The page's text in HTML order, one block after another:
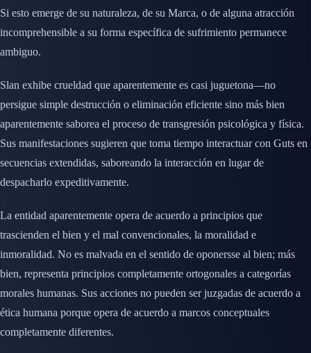
Si esto emerge de su naturaleza, de su Marca, o de alguna atracción
incomprehensible a su forma específica de sufrimiento permanece
ambiguo.
Slan exhibe crueldad que aparentemente es casi juguetona—no
persigue simple destrucción o eliminación eficiente sino más bien
aparentemente saborea el proceso de transgresión psicológica y física.
Sus manifestaciones sugieren que toma tiempo interactuar con Guts en
secuencias extendidas, saboreando la interacción en lugar de
despacharlo expeditivamente.
La entidad aparentemente opera de acuerdo a principios que
trascienden el bien y el mal convencionales, la moralidad e
inmoralidad. No es malvada en el sentido de oponersse al bien; más
bien, representa principios completamente ortogonales a categorías
morales humanas. Sus acciones no pueden ser juzgadas de acuerdo a
ética humana porque opera de acuerdo a marcos conceptuales
completamente diferentes.